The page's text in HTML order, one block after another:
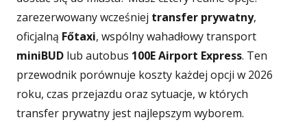
zarezerwowany wcześniej transfer prywatny,
oficjalną Főtaxi, wspólny wahadłowy transport
miniBUD lub autobus 100E Airport Express. Ten
przewodnik porównuje koszty każdej opcji w 2026
roku, czas przejazdu oraz sytuacje, w których
transfer prywatny jest najlepszym wyborem.